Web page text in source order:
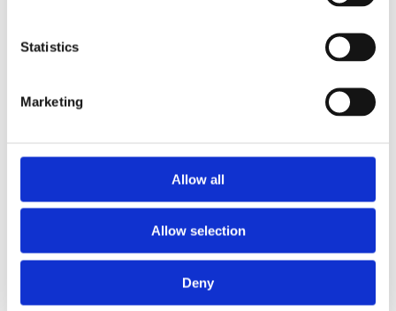
Statistics
Marketing
Allow all
Allow selection
Deny
Fästklämmor för 35mm kabel.
Snabblager 1-3 dagar
Kabelgenomförningsskydd 50mm2 med
klickfäste. 2st per förpackning.
Snabblager 1-3 dagar